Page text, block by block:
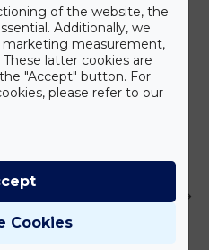
of the website, the
Additionally, we
marketing measurement,
latter cookies are
"Accept" button. For
please refer to our
Cookies